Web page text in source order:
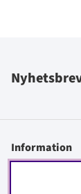
Information